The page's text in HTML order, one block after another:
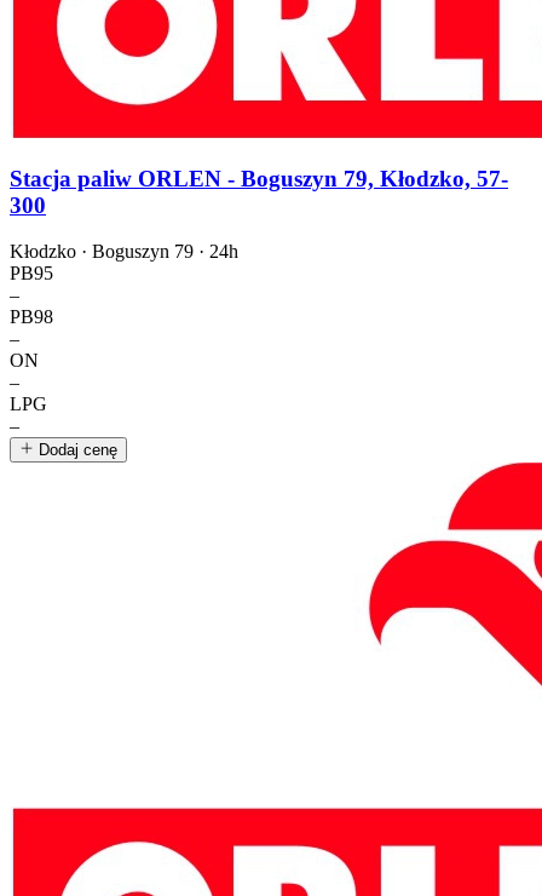
Stacja paliw ORLEN - Boguszyn 79, Kłodzko, 57-
300
Kłodzko · Boguszyn 79 · 24h
PB95
–
PB98
–
ON
–
LPG
–
Dodaj cenę